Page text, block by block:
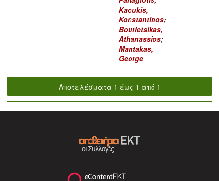
Kaoukis,
Konstantinos;
Bourletsikas,
Athanassios;
Mantakas,
George
Αποτελέσματα 1 έως 1 από 1